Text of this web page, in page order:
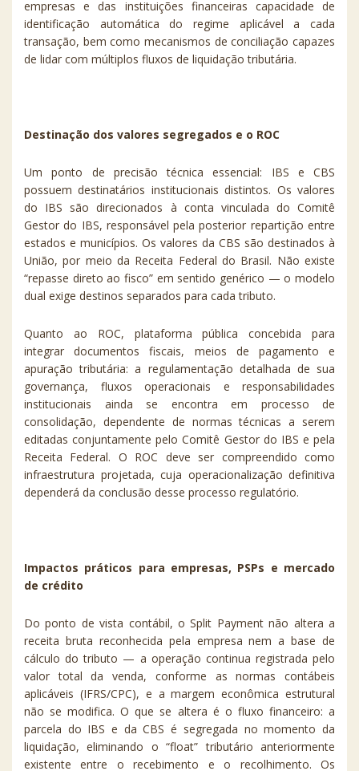
empresas e das instituições financeiras capacidade de
identificação automática do regime aplicável a cada
transação, bem como mecanismos de conciliação capazes
de lidar com múltiplos fluxos de liquidação tributária.
Destinação dos valores segregados e o ROC
Um ponto de precisão técnica essencial: IBS e CBS
possuem destinatários institucionais distintos. Os valores
do IBS são direcionados à conta vinculada do Comitê
Gestor do IBS, responsável pela posterior repartição entre
estados e municípios. Os valores da CBS são destinados à
União, por meio da Receita Federal do Brasil. Não existe
“repasse direto ao fisco” em sentido genérico — o modelo
dual exige destinos separados para cada tributo.
Quanto ao ROC, plataforma pública concebida para
integrar documentos fiscais, meios de pagamento e
apuração tributária: a regulamentação detalhada de sua
governança, fluxos operacionais e responsabilidades
institucionais ainda se encontra em processo de
consolidação, dependente de normas técnicas a serem
editadas conjuntamente pelo Comitê Gestor do IBS e pela
Receita Federal. O ROC deve ser compreendido como
infraestrutura projetada, cuja operacionalização definitiva
dependerá da conclusão desse processo regulatório.
Impactos práticos para empresas, PSPs e mercado
de crédito
Do ponto de vista contábil, o Split Payment não altera a
receita bruta reconhecida pela empresa nem a base de
cálculo do tributo — a operação continua registrada pelo
valor total da venda, conforme as normas contábeis
aplicáveis (IFRS/CPC), e a margem econômica estrutural
não se modifica. O que se altera é o fluxo financeiro: a
parcela do IBS e da CBS é segregada no momento da
liquidação, eliminando o “float” tributário anteriormente
existente entre o recebimento e o recolhimento. Os